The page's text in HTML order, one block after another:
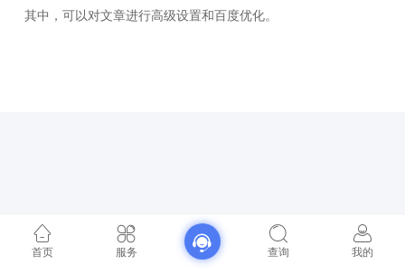
其中，可以对文章进行高级设置和百度优化。
首页 服务 查询 我的